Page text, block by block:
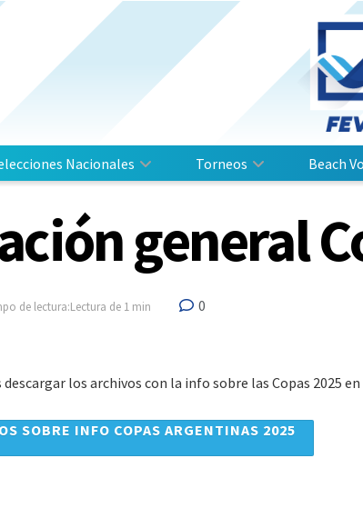
Nacionales Torneos Beach
general
de lectura:Lectura de 1 min 0
los archivos con la info sobre las Copas 2025
SOBRE INFO COPAS ARGENTINAS 2025